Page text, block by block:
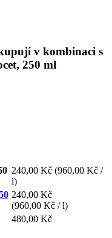
v kombinaci s
250 ml
240,00 Kč (960,00 Kč /
l)
240,00 Kč
(960,00 Kč / l)
480,00 Kč